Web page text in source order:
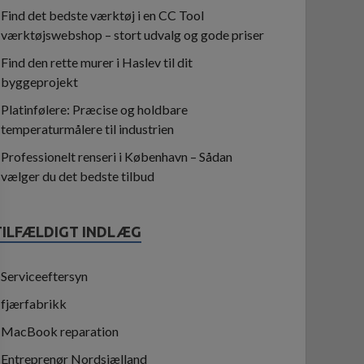
Find det bedste værktøj i en CC Tool
værktøjswebshop – stort udvalg og gode priser
Find den rette murer i Haslev til dit
byggeprojekt
Platinfølere: Præcise og holdbare
temperaturmålere til industrien
Professionelt renseri i København – Sådan
vælger du det bedste tilbud
INDLÆG
Serviceeftersyn
fjærfabrikk
MacBook reparation
Entreprenør Nordsjælland